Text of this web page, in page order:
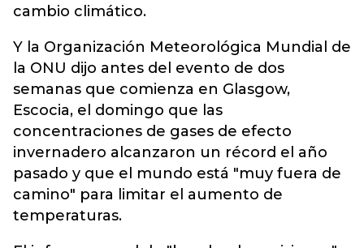
cambio climático.
Y la Organización Meteorológica Mundial de
la ONU dijo antes del evento de dos
semanas que comienza en Glasgow,
Escocia, el domingo que las
concentraciones de gases de efecto
invernadero alcanzaron un récord el año
pasado y que el mundo está "muy fuera de
camino" para limitar el aumento de
temperaturas.